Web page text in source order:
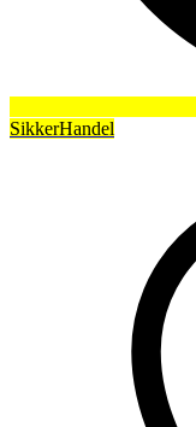
SikkerHandel